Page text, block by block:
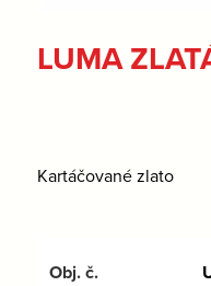
LUMA
Kartáčované zlato